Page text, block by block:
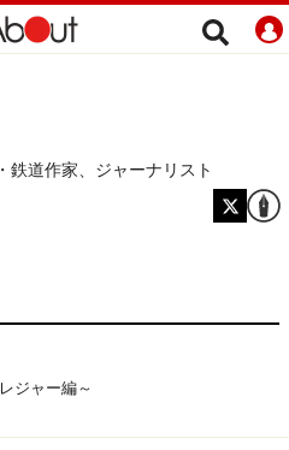
鉄道作家、ジャーナリスト
ジャー編～